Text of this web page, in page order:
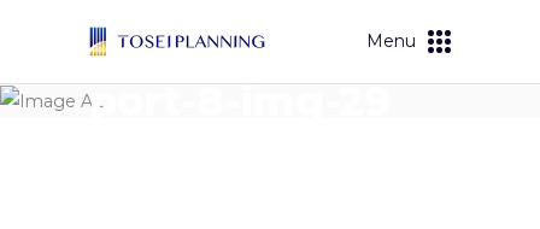
Menu
port-8-img-29